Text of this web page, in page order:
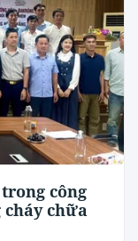
công
cháy chữa